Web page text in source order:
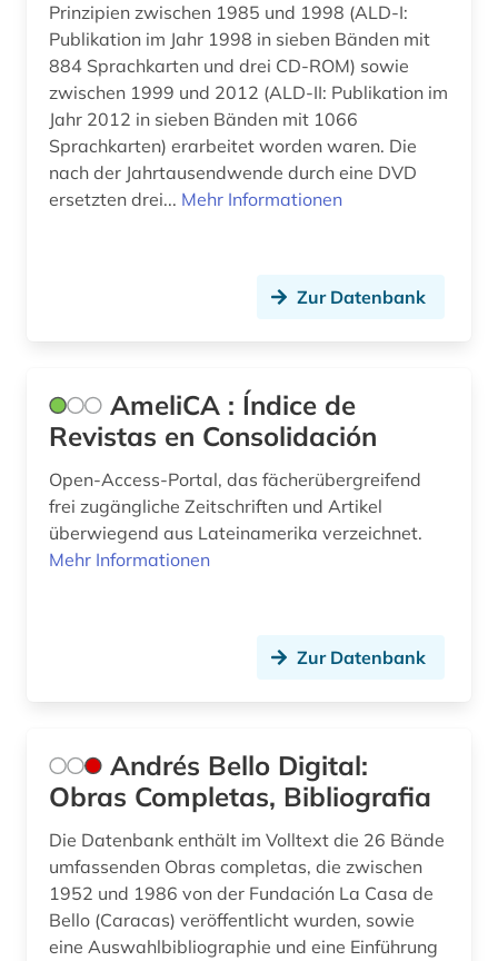
forschungsreise (1)
foto (1)
fotografie (2)
francesco (1)
frankokanadisch (2)
frankreich <nord> (1)
französisch (87)
französische literatur (3)
französische revolution (1)
frauenforschung (1)
frauenliteratur (1)
freie plattform (1)
fremdsprache (3)
fremdsprachenlernen (1)
fremdwort (1)
Prinzipien zwischen 1985 und 1998 (ALD-I:
Publikation im Jahr 1998 in sieben Bänden mit
884 Sprachkarten und drei CD-ROM) sowie
zwischen 1999 und 2012 (ALD-II: Publikation im
Jahr 2012 in sieben Bänden mit 1066
Sprachkarten) erarbeitet worden waren. Die
nach der Jahrtausendwende durch eine DVD
ersetzten drei... Mehr Informationen
Zur Datenbank
AmeliCA : Índice de
Revistas en Consolidación
Open-Access-Portal, das fächerübergreifend
frei zugängliche Zeitschriften und Artikel
überwiegend aus Lateinamerika verzeichnet.
Mehr Informationen
Zur Datenbank
Andrés Bello Digital:
Obras Completas, Bibliografia
Die Datenbank enthält im Volltext die 26 Bände
umfassenden Obras completas, die zwischen
1952 und 1986 von der Fundación La Casa de
Bello (Caracas) veröffentlicht wurden, sowie
eine Auswahlbibliographie und eine Einführung